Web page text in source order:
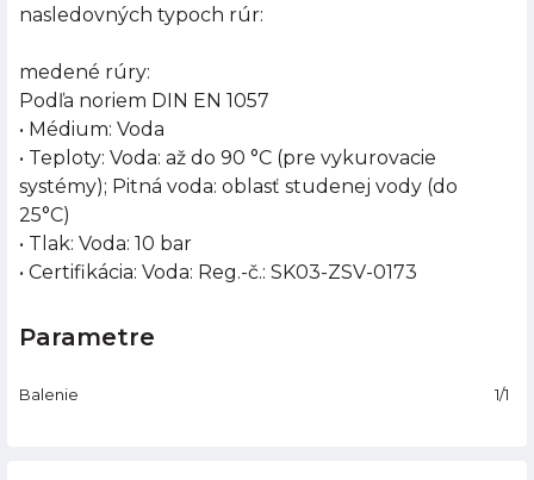
nasledovných typoch rúr:
medené rúry:
Podľa noriem DIN EN 1057
• Médium: Voda
• Teploty: Voda: až do 90 °C (pre vykurovacie
systémy); Pitná voda: oblasť studenej vody (do
25°C)
• Tlak: Voda: 10 bar
• Certifikácia: Voda: Reg.-č.: SK03-ZSV-0173
Parametre
Balenie 1/1